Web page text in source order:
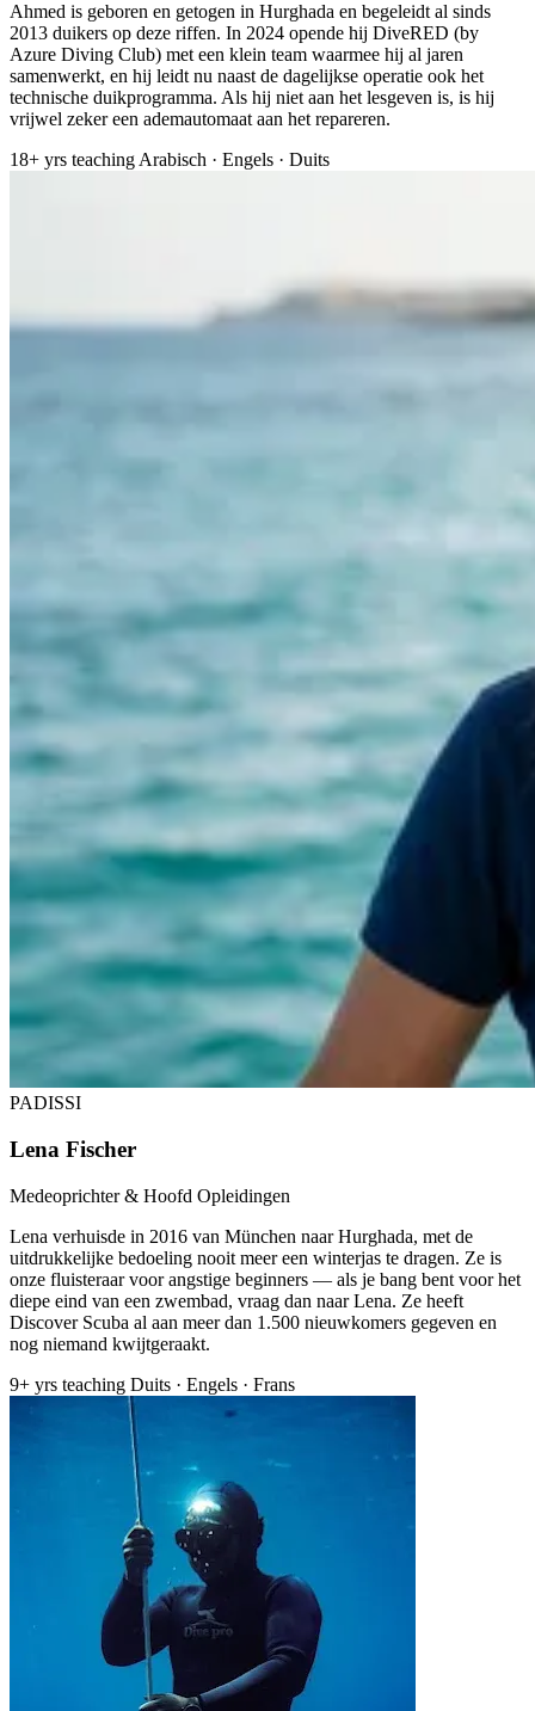
Ahmed is geboren en getogen in Hurghada en begeleidt al sinds
2013 duikers op deze riffen. In 2024 opende hij DiveRED (by
Azure Diving Club) met een klein team waarmee hij al jaren
samenwerkt, en hij leidt nu naast de dagelijkse operatie ook het
technische duikprogramma. Als hij niet aan het lesgeven is, is hij
vrijwel zeker een ademautomaat aan het repareren.
18+ yrs teachingArabisch · Engels · Duits
PADISSI
Lena Fischer
Medeoprichter & Hoofd Opleidingen
Lena verhuisde in 2016 van München naar Hurghada, met de
uitdrukkelijke bedoeling nooit meer een winterjas te dragen. Ze is
onze fluisteraar voor angstige beginners — als je bang bent voor het
diepe eind van een zwembad, vraag dan naar Lena. Ze heeft
Discover Scuba al aan meer dan 1.500 nieuwkomers gegeven en
nog niemand kwijtgeraakt.
9+ yrs teaching Duits · Engels · Frans